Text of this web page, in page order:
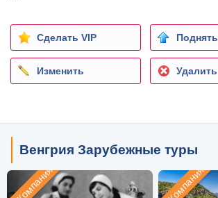
Сделать VIP Поднять
Изменить Удалить
Венгрия Зарубежные туры
Компания Компания